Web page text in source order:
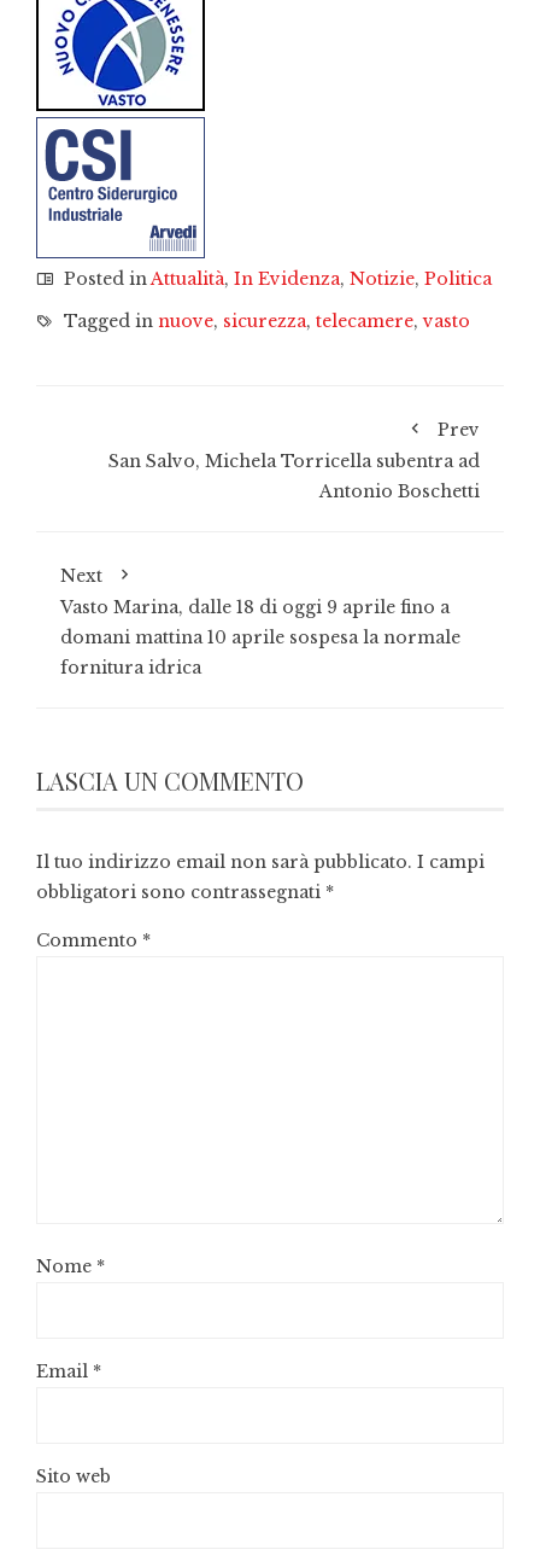
Posted inAttualità, In Evidenza, Notizie, Politica
Tagged in nuove, sicurezza, telecamere,vasto
Prev
San Salvo, Michela Torricella subentra ad
Antonio Boschetti
Next
Vasto Marina, dalle 18 di oggi 9 aprile fino a
domani mattina 10 aprile sospesa la normale
fornitura idrica
LASCIA UN COMMENTO
Il tuo indirizzo email non sarà pubblicato. I campi
obbligatori sono contrassegnati *
Commento *
Nome *
Email *
Sito web